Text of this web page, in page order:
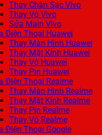
Thay Chân Sạc Vivo
Thay Vỏ Vivo
Sửa Main Vivo
Điện Thoại Huawei
Thay Màn Hình Huawei
Thay Mặt Kính Huawei
Thay Vỏ Huawei
Thay Pin Huawei
Điện Thoại Realme
Thay Màn Hình Realme
Thay Mặt Kính Realme
Thay Pin Realme
Thay Vỏ Realme
Điện Thoại Google